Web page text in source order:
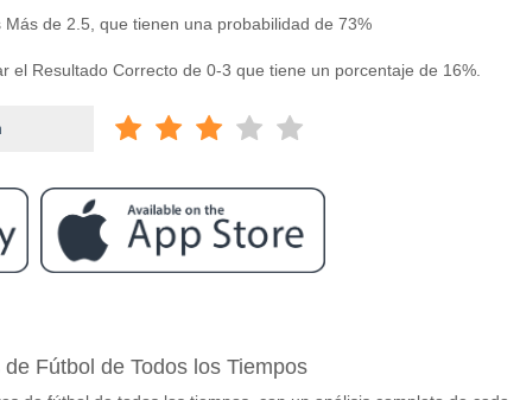
de 2.5, que tienen una probabilidad de 73%
el Resultado Correcto de 0-3 que tiene un porcentaje de 16%.
22 April 2026 20:00.
Fútbol de Todos los Tiempos